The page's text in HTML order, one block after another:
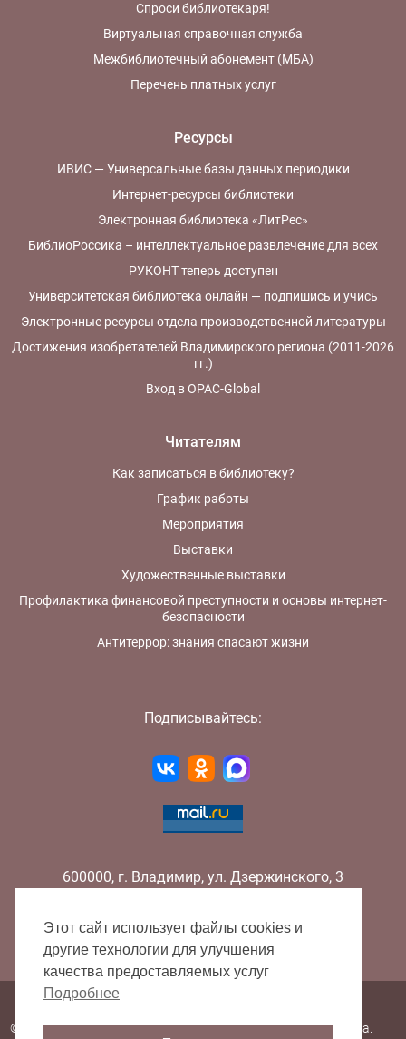
Спроси библиотекаря!
Виртуальная справочная служба
Межбиблиотечный абонемент (МБА)
Перечень платных услуг
Ресурсы
ИВИС — Универсальные базы данных периодики
Интернет-ресурсы библиотеки
Электронная библиотека «ЛитРес»
БиблиоРоссика – интеллектуальное развлечение для всех
РУКОНТ теперь доступен
Университетская библиотека онлайн — подпишись и учись
Электронные ресурсы отдела производственной литературы
Достижения изобретателей Владимирского региона (2011-2026
гг.)
Вход в OPAC-Global
Читателям
Как записаться в библиотеку?
График работы
Мероприятия
Выставки
Художественные выставки
Профилактика финансовой преступности и основы интернет-
безопасности
Антитеррор: знания спасают жизни
Подписывайтесь:
600000, г. Владимир, ул. Дзержинского, 3
Факс:
+7 (4922) 32-52-88
E-mail:
info@lib33.ru
© 2000 - 2026 Владимирская областная научная библиотека.
Этот сайт использует файлы cookies и
другие технологии для улучшения
качества предоставляемых услуг
Подробнее